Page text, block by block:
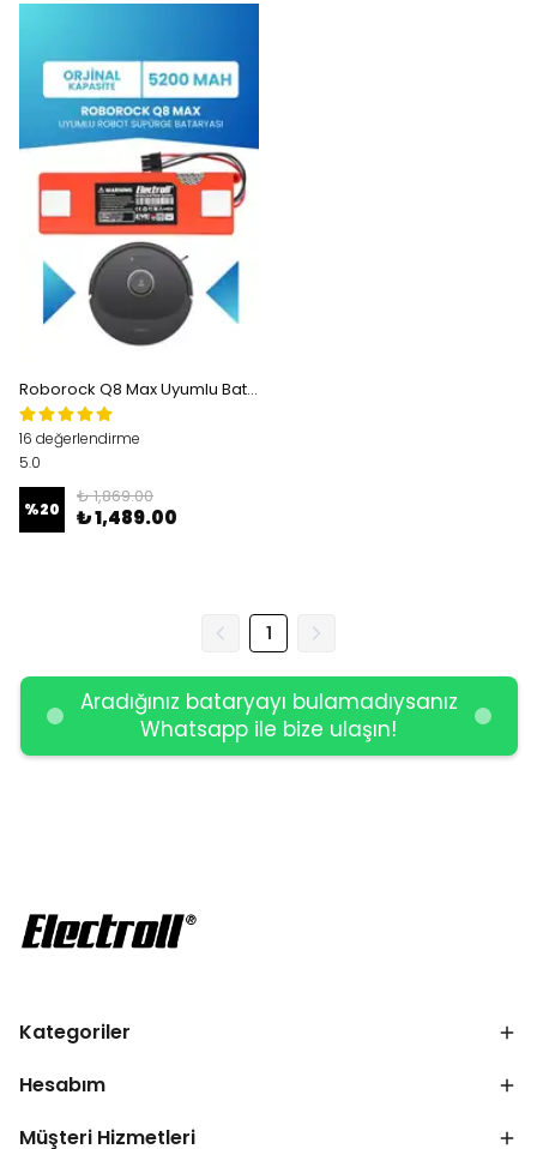
Roborock Q8 Max Uyumlu Batarya (ORJİNAL KAPASİTE) 5200mah Kutulu Robot Süpürge Bataryası Değişimi
16 değerlendirme
5.0
%20
₺ 1,869.00
₺ 1,489.00
1
Aradığınız bataryayı bulamadıysanız
Whatsapp ile bize ulaşın!
Kategoriler
Hesabım
Müşteri Hizmetleri